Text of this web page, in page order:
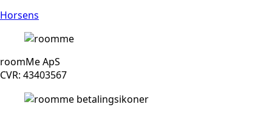
Horsens
roomMe ApS
CVR: 43403567